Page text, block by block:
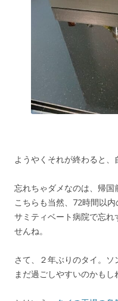
ようやくそれが終わると、
忘れちゃダメなのは、帰国
こちらも当然、72時間以内
サミティベート病院で忘れ
せんね。
さて、２年ぶりのタイ。ソ
まだ過ごしやすいのかもし